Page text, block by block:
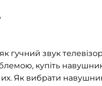
гучний звук
купіть
Як вибрати